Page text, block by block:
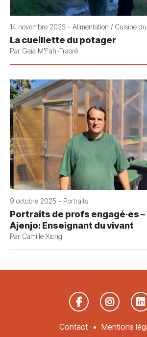
14 novembre 2025 - Alimentation / Cuisine
La cueillette du potager
Par Gaïa M'Fah-Traoré
9 octobre 2025 - Portraits
Portraits de profs engagé·es –
Ajenjo: Enseignant du vivant
Par Camille Xiong
Contact Mentions